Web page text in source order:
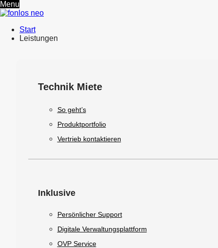
Menu
Start
Leistungen
Technik Miete
So geht’s
Produktportfolio
Vertrieb kontaktieren
Inklusive
Persönlicher Support
Digitale Verwaltungsplattform
OVP Service